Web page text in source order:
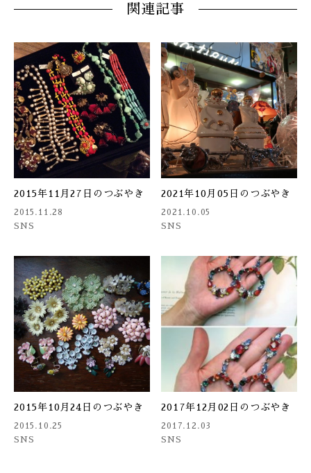
関連記事
2015年11月27日のつぶやき
2015.11.28
SNS
2021年10月05日のつぶやき
2021.10.05
SNS
2015年10月24日のつぶやき
2015.10.25
SNS
2017年12月02日のつぶやき
2017.12.03
SNS